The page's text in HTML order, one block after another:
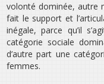
volonté dominée, autre
fait le support et
inégale, parce qu’il
catégorie sociale
d’autre part une
femmes.